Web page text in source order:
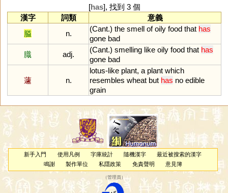
[has], 找到 3 個
漢字
詞類
意義
膉
n.
(Cant.) the smell of oily food that has
gone bad
膱
adj.
(Cant.) smelling like oily food that has
gone bad
蘧 n.
lotus-like plant, a plant which
resembles wheat but has no edible
grain
新手入門 使用凡例 字庫統計 隨機漢字
最近被搜索的漢字
鳴謝
製作單位 私隱政策 免責聲明 意見簿
（管理員 ）